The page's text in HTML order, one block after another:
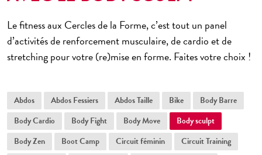
Le fitness aux Cercles de la Forme, c’est tout un panel
d’activités de renforcement musculaire, de cardio et de
stretching pour votre (re)mise en forme. Faites votre choix !
Abdos Abdos Fessiers Abdos Taille Bike
Body Barre
Body Cardio
Body Fight Body Move
Body sculpt
Body Zen
Boot Camp Circuit féminin
Circuit Training